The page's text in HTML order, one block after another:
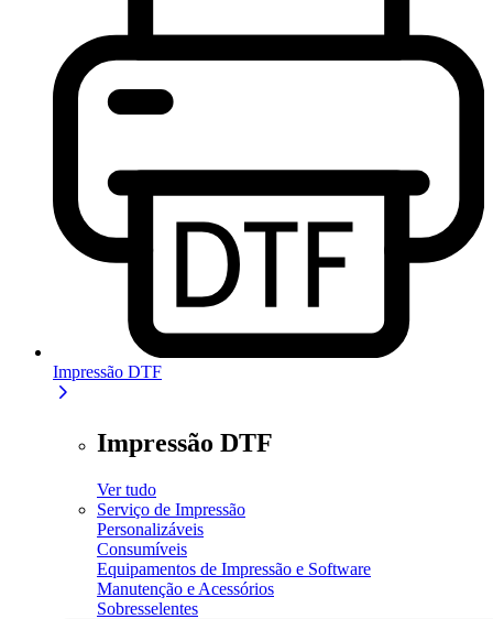
Impressão DTF
Impressão DTF
Ver tudo
Serviço de Impressão
Personalizáveis
Consumíveis
Equipamentos de Impressão e Software
Manutenção e Acessórios
Sobresselentes